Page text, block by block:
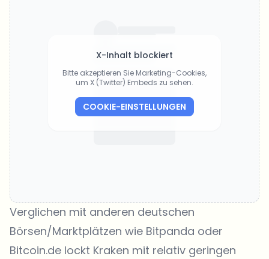
X-Inhalt blockiert
Bitte akzeptieren Sie Marketing-Cookies,
um X (Twitter) Embeds zu sehen.
COOKIE-EINSTELLUNGEN
Verglichen mit anderen deutschen
Börsen/Marktplätzen wie Bitpanda oder
Bitcoin.de lockt Kraken mit relativ geringen